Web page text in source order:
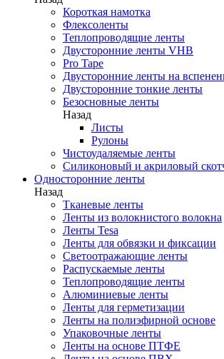
Короткая намотка
Флексоленты
Теплопроводящие ленты
Двусторонние ленты VHB
Pro Tape
Двусторонние ленты на
Двусторонние тонкие ленты
Безосновные ленты
Назад
Листы
Рулоны
Чистоудаляемые ленты
Силиконовый и акриловый
Односторонние ленты
Назад
Тканевые ленты
Ленты из волокнистого волокна
Ленты Tesa
Ленты для обвязки и фиксации
Светоотражающие ленты
Распускаемые ленты
Теплопроводящие ленты
Алюминиевые ленты
Ленты для герметизации
Ленты на полиэфирной основе
Упаковочные ленты
Ленты на основе ПТФЕ